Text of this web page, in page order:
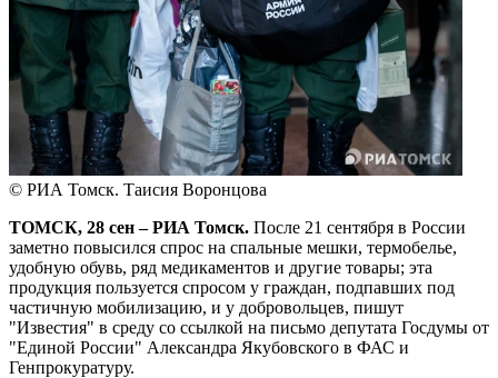
© РИА Томск. Таисия Воронцова
ТОМСК, 28 сен – РИА Томск. После 21 сентября в России
заметно повысился спрос на спальные мешки, термобелье,
удобную обувь, ряд медикаментов и другие товары; эта
продукция пользуется спросом у граждан, подпавших под
частичную мобилизацию, и у добровольцев, пишут
"Известия" в среду со ссылкой на письмо депутата Госдумы от
"Единой России" Александра Якубовского в ФАС и
Генпрокуратуру.